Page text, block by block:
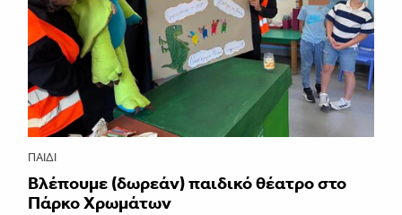
ΠΑΙΔΊ
Βλέπουμε (δωρεάν) παιδικό θέατρο στο
Πάρκο Χρωμάτων